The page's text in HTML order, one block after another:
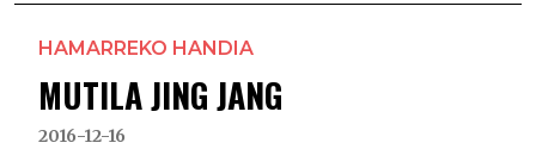
HAMARREKO HANDIA
MUTILA JING JANG
2016-12-16